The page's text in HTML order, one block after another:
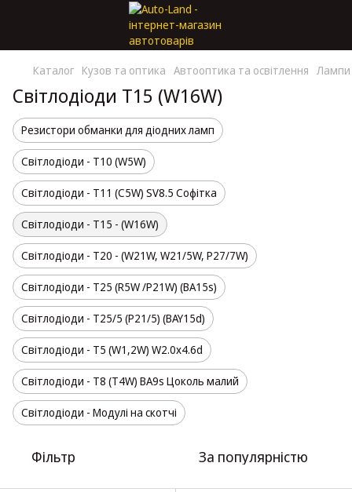
Каталог Кузов та оптика Автооптика та освітлення Лампи
Світлодіоди T15 (W16W)
Резистори обманки для діодних ламп
Світлодіоди - T10 (W5W)
Світлодіоди - T11 (С5W) SV8.5 Софітка
Світлодіоди - T15 - (W16W)
Світлодіоди - T20 - (W21W, W21/5W, Р27/7W)
Світлодіоди - T25 (R5W /P21W) (BA15s)
Світлодіоди - T25/5 (P21/5) (BAY15d)
Світлодіоди - T5 (W1,2W) W2.0x4.6d
Світлодіоди - T8 (T4W) BA9s Цоколь малий
Світлодіоди - Модулі на скотчі
Фільтр За популярністю